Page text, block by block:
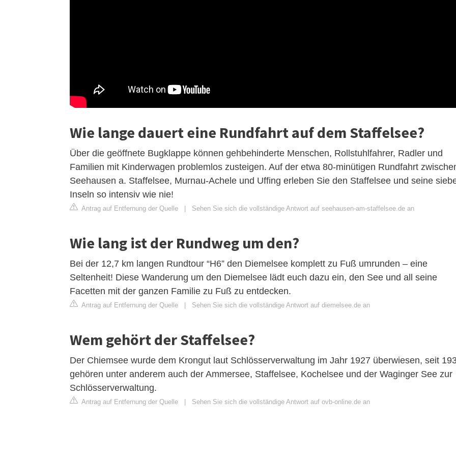
Wie lange dauert eine Rundfahrt auf dem Staffelsee?
Über die geöffnete Bugklappe können gehbehinderte Menschen, Rollstuhlfahrer, Radler und
Familien mit Kinderwagen problemlos zusteigen. Auf der etwa 80-minütigen Rundfahrt
Seehausen a. Staffelsee, Murnau-Achele und Uffing erleben Sie den Staffelsee und seine
Inseln so intensiv wie nie!
Antrag auf Entfernung der Quelle | Sehen Sie sich die vollständige Antwort auf seehausen-am-staffelsee.de an
Wie lang ist der Rundweg um den?
Bei der 12,7 km langen Rundtour “H6” den Diemelsee komplett zu Fuß umrunden – eine
Seltenheit! Diese Wanderung um den Diemelsee lädt euch dazu ein, den See und all seine
Facetten mit der ganzen Familie zu Fuß zu entdecken.
Antrag auf Entfernung der Quelle | Sehen Sie sich die vollständige Antwort auf diemelsee.de an
Wem gehört der Staffelsee?
Der Chiemsee wurde dem Krongut laut Schlösserverwaltung im Jahr 1927 überwiesen, seit
gehören unter anderem auch der Ammersee, Staffelsee, Kochelsee und der Waginger See zur
Schlösserverwaltung.
Antrag auf Entfernung der Quelle | Sehen Sie sich die vollständige Antwort auf ovb-online.de an